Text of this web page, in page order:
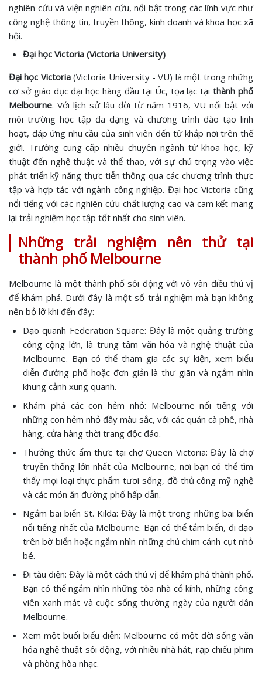
nghiên cứu và viện nghiên cứu, nổi bật trong các lĩnh vực như
công nghệ thông tin, truyền thông, kinh doanh và khoa học xã
hội.
Đại học Victoria (Victoria University)
Đại học Victoria(Victoria University - VU) là một trong những
cơ sở giáo dục đại học hàng đầu tại Úc, tọa lạc tạithành phố
Melbourne. Với lịch sử lâu đời từ năm 1916, VU nổi bật với
môi trường học tập đa dạng và chương trình đào tạo linh
hoạt, đáp ứng nhu cầu của sinh viên đến từ khắp nơi trên thế
giới. Trường cung cấp nhiều chuyên ngành từ khoa học, kỹ
thuật đến nghệ thuật và thể thao, với sự chú trọng vào việc
phát triển kỹ năng thực tiễn thông qua các chương trình thực
tập và hợp tác với ngành công nghiệp. Đại học Victoria cũng
nổi tiếng với các nghiên cứu chất lượng cao và cam kết mang
lại trải nghiệm học tập tốt nhất cho sinh viên.
Những trải nghiệm nên thử tại
thành phố Melbourne
Melbourne là một thành phố sôi động với vô vàn điều thú vị
để khám phá. Dưới đây là một số trải nghiệm mà bạn không
nên bỏ lỡ khi đến đây:
Dạo quanh Federation Square: Đây là một quảng trường
công cộng lớn, là trung tâm văn hóa và nghệ thuật của
Melbourne. Bạn có thể tham gia các sự kiện, xem biểu
diễn đường phố hoặc đơn giản là thư giãn và ngắm nhìn
khung cảnh xung quanh.
Khám phá các con hẻm nhỏ: Melbourne nổi tiếng với
những con hẻm nhỏ đầy màu sắc, với các quán cà phê, nhà
hàng, cửa hàng thời trang độc đáo.
Thưởng thức ẩm thực tại chợ Queen Victoria: Đây là chợ
truyền thống lớn nhất của Melbourne, nơi bạn có thể tìm
thấy mọi loại thực phẩm tươi sống, đồ thủ công mỹ nghệ
và các món ăn đường phố hấp dẫn.
Ngắm bãi biển St. Kilda: Đây là một trong những bãi biển
nổi tiếng nhất của Melbourne. Bạn có thể tắm biển, đi dạo
trên bờ biển hoặc ngắm nhìn những chú chim cánh cụt nhỏ
bé.
Đi tàu điện: Đây là một cách thú vị để khám phá thành phố.
Bạn có thể ngắm nhìn những tòa nhà cổ kính, những công
viên xanh mát và cuộc sống thường ngày của người dân
Melbourne.
Xem một buổi biểu diễn: Melbourne có một đời sống văn
hóa nghệ thuật sôi động, với nhiều nhà hát, rạp chiếu phim
và phòng hòa nhạc.